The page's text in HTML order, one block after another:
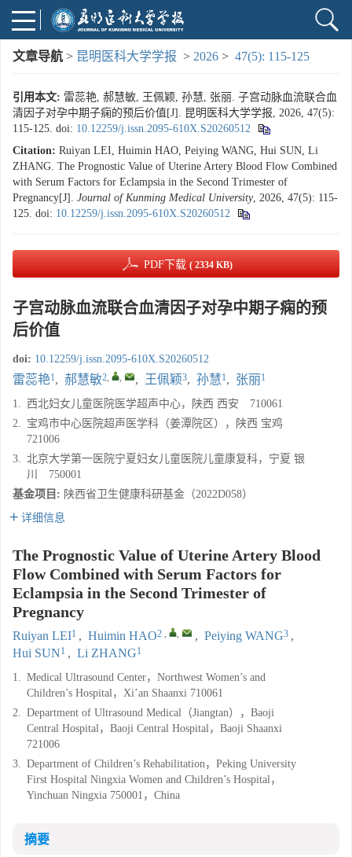
文章导航 > 昆明医科大学学报 > 2026 > 47(5): 115-125
引用本文: 雷蕊艳, 郝慧敏, 王佩颖, 孙慧, 张丽. 子宫动脉血流联合血
清因子对孕中期子痫的预后价值[J]. 昆明医科大学学报, 2026, 47(5):
115-125. doi: 10.12259/j.issn.2095-610X.S20260512
Citation: Ruiyan LEI, Huimin HAO, Peiying WANG, Hui SUN, Li
ZHANG. The Prognostic Value of Uterine Artery Blood Flow Combined
with Serum Factors for Eclampsia in the Second Trimester of
Pregnancy[J]. Journal of Kunming Medical University, 2026, 47(5): 115-
125. doi: 10.12259/j.issn.2095-610X.S20260512
PDF下载 ( 2334 KB)
子宫动脉血流联合血清因子对孕中期子痫的预
后价值
doi: 10.12259/j.issn.2095-610X.S20260512
雷蕊艳1, 郝慧敏2, , , 王佩颖3, 孙慧1, 张丽1
1. 西北妇女儿童医院医学超声中心，陕西 西安 710061
2. 宝鸡市中心医院超声医学科（姜潭院区），陕西 宝鸡
721006
3. 北京大学第一医院宁夏妇女儿童医院儿童康复科，宁夏 银
川 750001
基金项目: 陕西省卫生健康科研基金（2022D058）
详细信息
The Prognostic Value of Uterine Artery Blood
Flow Combined with Serum Factors for
Eclampsia in the Second Trimester of
Pregnancy
Ruiyan LEI1 , Huimin HAO2 , , , Peiying WANG3 ,
Hui SUN1 , Li ZHANG1
1. Medical Ultrasound Center，Northwest Women’s and
Children’s Hospital，Xi’an Shaanxi 710061
2. Department of Ultrasound Medical（Jiangtan），Baoji
Central Hospital，Baoji Central Hospital，Baoji Shaanxi
721006
3. Department of Children’s Rehabilitation，Peking University
First Hospital Ningxia Women and Children’s Hospital，
Yinchuan Ningxia 750001，China
摘要